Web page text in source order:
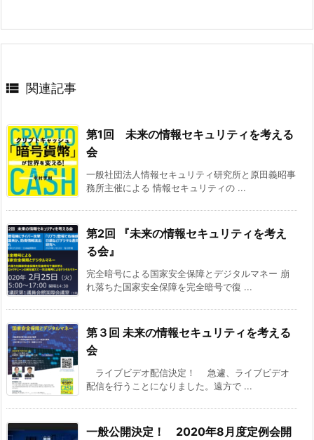
 関連記事
第1回 未来の情報セキュリティを考える
会
一般社団法人情報セキュリティ研究所と原田義昭事
務所主催による 情報セキュリティの ...
第2回 『未来の情報セキュリティを考え
る会』
完全暗号による国家安全保障とデジタルマネー 崩
れ落ちた国家安全保障を完全暗号で復 ...
第３回 未来の情報セキュリティを考える
会
ライブビデオ配信決定！ 急遽、ライブビデオ
配信を行うことになりました。遠方で ...
一般公開決定！ 2020年8月度定例会開